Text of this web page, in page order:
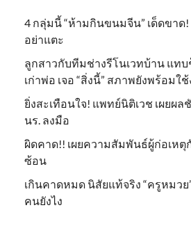
4 กลุ่มนี้ “ห้ามกินขนมจีน” เด็ดขาด
อย่าแตะ
ลูกสาวกับทีมช่างรีโนเวทบ้าน แทบ
เก่าพ่อ เจอ “สิ่งนี้” สภาพยังพร้อมใ
ยิ่งสะเทือนใจ! แพทย์นิติเวช เผยผล
นร. ลงมือ
ผิดคาด!! เผยความสัมพันธ์ผู้ก่อเหตุ
ซ้อน
เกินคาดหมด นิสัยแท้จริง “ครูหมวย
คนยังไง